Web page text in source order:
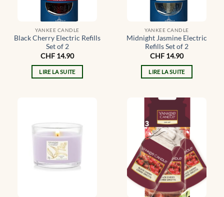
YANKEE CANDLE
Black Cherry Electric Refills
Set of 2
CHF 14.90
LIRE LA SUITE
YANKEE CANDLE
Midnight Jasmine Electric
Refills Set of 2
CHF 14.90
LIRE LA SUITE